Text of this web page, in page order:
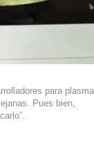
para
Pues bien,